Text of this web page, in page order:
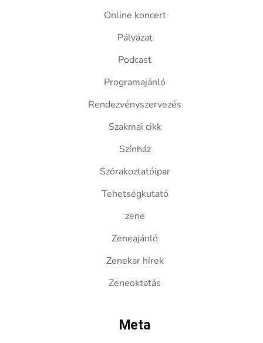
Online koncert
Pályázat
Podcast
Programajánló
Rendezvényszervezés
Szakmai cikk
Színház
Szórakoztatóipar
Tehetségkutató
zene
Zeneajánló
Zenekar hírek
Zeneoktatás
Meta